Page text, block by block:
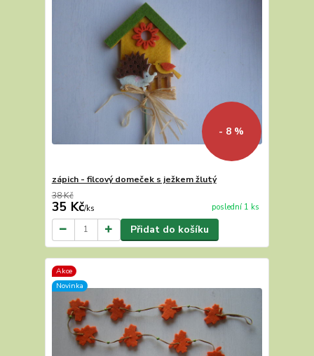
- 8 %
zápich - filcový domeček s ježkem žlutý
38 Kč
35 Kč/ks poslední 1 ks
Přidat do košíku
Akce
Novinka